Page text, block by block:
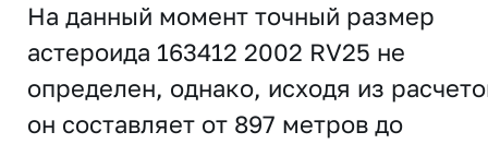
На данный момент точный размер
астероида 163412 2002 RV25 не
определен, однако, исходя из
он составляет от 897 метров до